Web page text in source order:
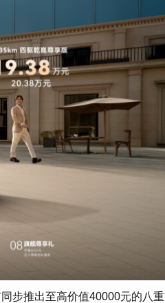
步推出至高价值40000元的八重